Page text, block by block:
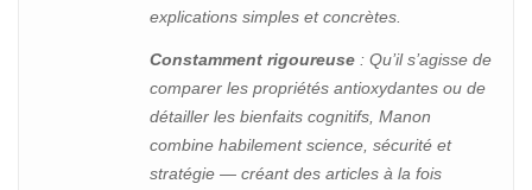
explications simples et concrètes.
Constamment rigoureuse : Qu’il s’agisse de
comparer les propriétés antioxydantes ou de
détailler les bienfaits cognitifs, Manon
combine habilement science, sécurité et
stratégie — créant des articles à la fois